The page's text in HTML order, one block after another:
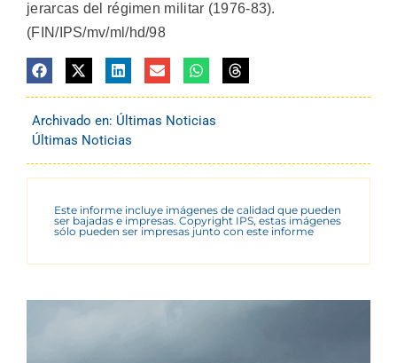
jerarcas del régimen militar (1976-83).
(FIN/IPS/mv/ml/hd/98
Archivado en: Últimas Noticias
Últimas Noticias
Este informe incluye imágenes de calidad que pueden
ser bajadas e impresas. Copyright IPS, estas imágenes
sólo pueden ser impresas junto con este informe